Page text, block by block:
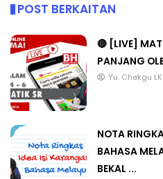
POST BERKAITAN
🔴 [LIVE]
PANJANG
Yu. Chekgu LK
NOTA
BAHASA
BEKAL ...